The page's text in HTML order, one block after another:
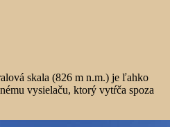
skala (826 m n.m.) je ľahko
vysielaču, ktorý vytŕča spoza